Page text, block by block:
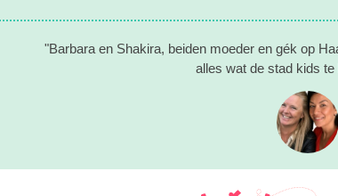
"Barbara en Shakira, beiden moeder en gék op
alles wat de stad kids te